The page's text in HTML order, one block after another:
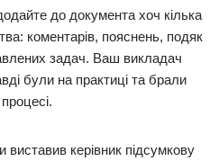
до документа хоч кілька
коментарів, пояснень, подяк
задач. Ваш викладач
були на практиці та брали
виставив керівник підсумкову